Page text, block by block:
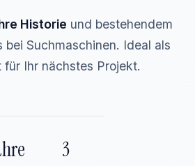
Historie und bestehendem
bei Suchmaschinen. Ideal als
für Ihr nächstes Projekt.
3